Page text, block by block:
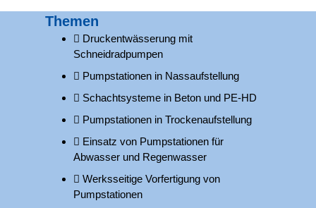
Themen
Druckentwässerung mit
Schneidradpumpen
Pumpstationen in Nassaufstellung
Schachtsysteme in Beton und PE-HD
Pumpstationen in Trockenaufstellung
Einsatz von Pumpstationen für
Abwasser und Regenwasser
Werksseitige Vorfertigung von
Pumpstationen